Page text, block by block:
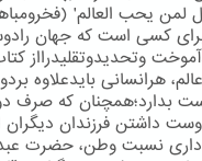
یحب العالم'
کسی است که جهان
وتحدیدوتقلیدرااز
هرانسانی بایدعلاوه
بدارد؛همچنان كه
دوست داشتن فرزندان
نسبت وطن، حضرت